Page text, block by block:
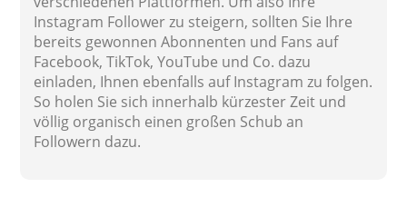
Instagram Follower zu steigern, sollten Sie Ihre
bereits gewonnen Abonnenten und Fans auf
Facebook, TikTok, YouTube und Co. dazu
einladen, Ihnen ebenfalls auf Instagram zu folgen.
So holen Sie sich innerhalb kürzester Zeit und
völlig organisch einen großen Schub an
Followern dazu.